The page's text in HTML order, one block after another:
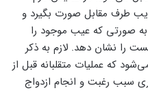
طرف مقابل صورت بگیرد و
صورتی که عیب موجود را
را نشان دهد. لازم به ذکر
که عملیات متقلبانه قبل از
سبب رغبت و انجام ازدواج